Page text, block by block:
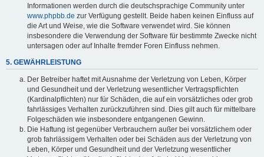
Informationen werden durch die deutschsprachige Community unter
www.phpbb.de zur Verfügung gestellt. Beide haben keinen Einfluss auf
die Art und Weise, wie die Software verwendet wird. Sie können
insbesondere die Verwendung der Software für bestimmte Zwecke nicht
untersagen oder auf Inhalte fremder Foren Einfluss nehmen.
5. GEWÄHRLEISTUNG
Der Betreiber haftet mit Ausnahme der Verletzung von Leben, Körper
und Gesundheit und der Verletzung wesentlicher Vertragspflichten
(Kardinalpflichten) nur für Schäden, die auf ein vorsätzliches oder grob
fahrlässiges Verhalten zurückzuführen sind. Dies gilt auch für mittelbare
Folgeschäden wie insbesondere entgangenen Gewinn.
Die Haftung ist gegenüber Verbrauchern außer bei vorsätzlichem oder
grob fahrlässigem Verhalten oder bei Schäden aus der Verletzung von
Leben, Körper und Gesundheit und der Verletzung wesentlicher